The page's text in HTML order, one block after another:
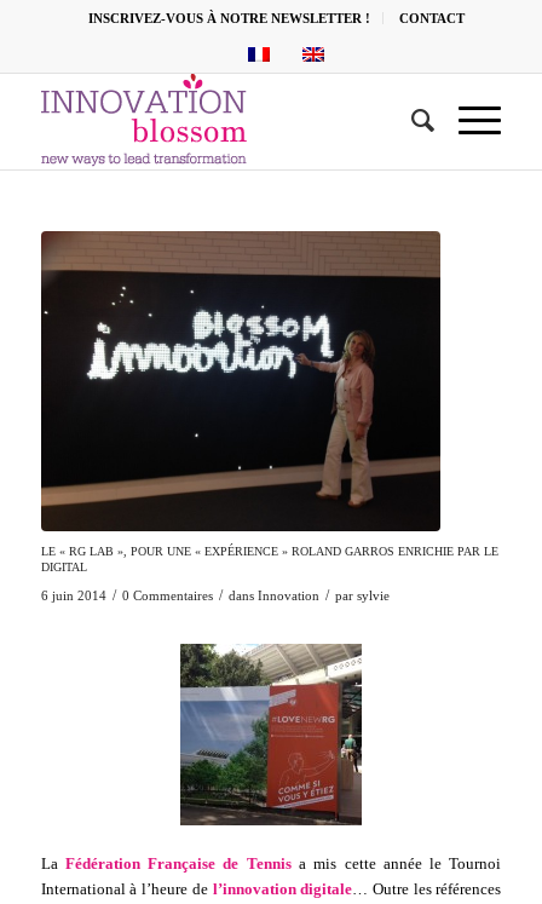
INSCRIVEZ-VOUS À NOTRE NEWSLETTER ! CONTACT
LE « RG LAB », POUR UNE « EXPÉRIENCE » ROLAND GARROS ENRICHIE PAR LE
DIGITAL
6 juin 2014 / 0 Commentaires / dans Innovation / par sylvie
La Fédération Française de Tennisa mis cette année le Tournoi
International à l’heure de l’innovation digitale… Outre les références